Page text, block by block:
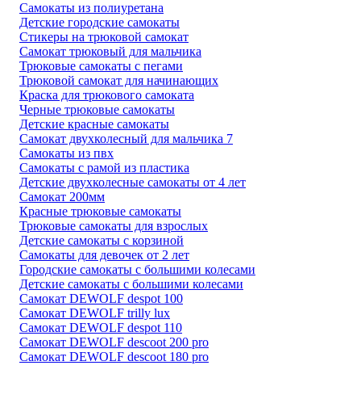
Самокаты из полиуретана
Детские городские самокаты
Стикеры на трюковой самокат
Самокат трюковый для мальчика
Трюковые самокаты с пегами
Трюковой самокат для начинающих
Краска для трюкового самоката
Черные трюковые самокаты
Детские красные самокаты
Самокат двухколесный для мальчика 7
Самокаты из пвх
Самокаты с рамой из пластика
Детские двухколесные самокаты от 4 лет
Самокат 200мм
Красные трюковые самокаты
Трюковые самокаты для взрослых
Детские самокаты с корзиной
Самокаты для девочек от 2 лет
Городские самокаты с большими колесами
Детские самокаты с большими колесами
Самокат DEWOLF despot 100
Самокат DEWOLF trilly lux
Самокат DEWOLF despot 110
Самокат DEWOLF descoot 200 pro
Самокат DEWOLF descoot 180 pro